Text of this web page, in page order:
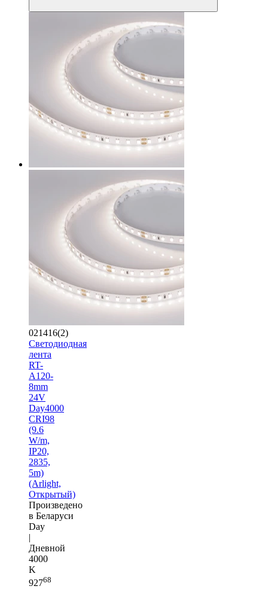
021416(2)
Светодиодная
лента
RT-
A120-
8mm
24V
Day4000
CRI98
(9.6
W/m,
IP20,
2835,
5m)
(Arlight,
Открытый)
Произведено
в Беларуси
Day
|
Дневной
4000
K
92768